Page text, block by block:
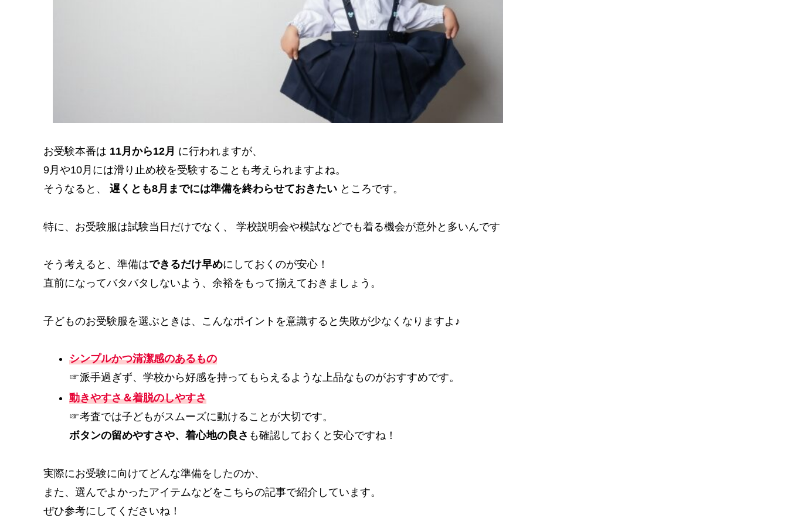
お受験本番は 11月から12月 に行われますが、
9月や10月には滑り止め校を受験することも考えられますよね。
そうなると、 遅くとも8月までには準備を終わらせておきたい ところです。
特に、お受験服は試験当日だけでなく、 学校説明会や模試などでも着る機会が意外と多いんです
そう考えると、準備はできるだけ早めにしておくのが安心！
直前になってバタバタしないよう、余裕をもって揃えておきましょう。
子どものお受験服を選ぶときは、こんなポイントを意識すると失敗が少なくなりますよ♪
シンプルかつ清潔感のあるもの
☞派手過ぎず、学校から好感を持ってもらえるような上品なものがおすすめです。
動きやすさ＆着脱のしやすさ
☞考査では子どもがスムーズに動けることが大切です。
ボタンの留めやすさや、着心地の良さ も確認しておくと安心ですね！
実際にお受験に向けてどんな準備をしたのか、
また、選んでよかったアイテムなどをこちらの記事で紹介しています。
ぜひ参考にしてくださいね！